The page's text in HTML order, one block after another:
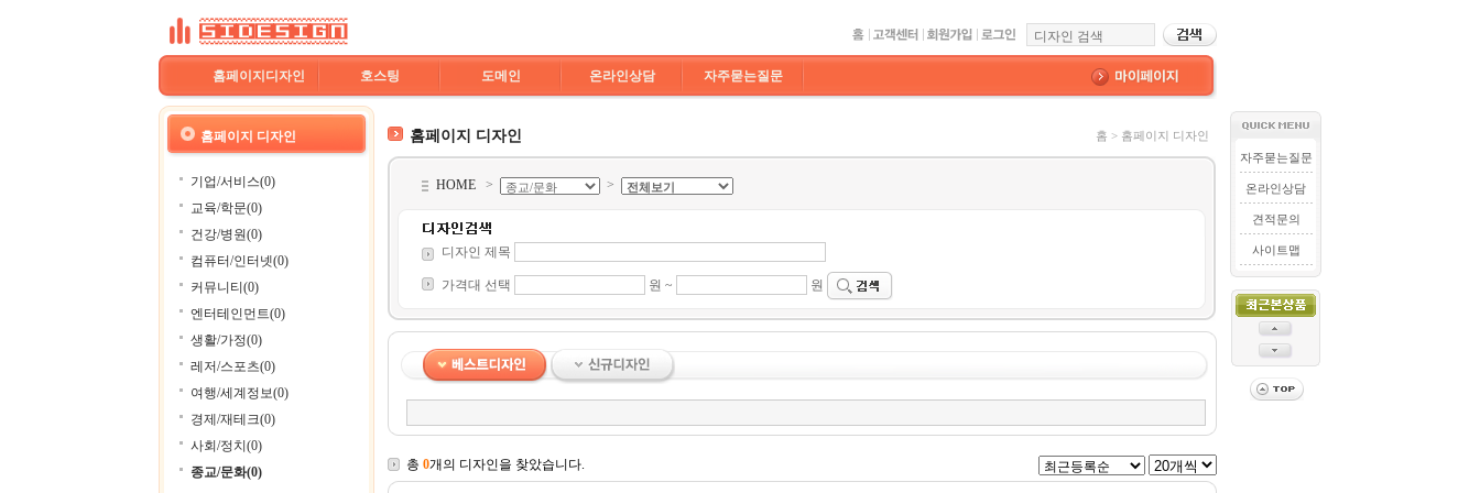
홈페이지디자인 호스팅 도메인 온라인상담 자주묻는질문
홈페이지 디자인
기업/서비스(0)
교육/학문(0)
건강/병원(0)
컴퓨터/인터넷(0)
커뮤니티(0)
엔터테인먼트(0)
생활/가정(0)
레저/스포츠(0)
여행/세계정보(0)
경제/재테크(0)
사회/정치(0)
종교/문화(0)
홈페이지 디자인 홈 > 홈페이지 디자인
HOME > >
디자인 제목
가격대 선택 원 ~ 원
총 0개의 디자인을 찾았습니다.
자주묻는질문
온라인상담
견적문의
사이트맵